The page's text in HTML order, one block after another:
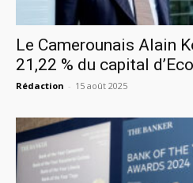
Le Camerounais Alain
21,22 % du capital
Rédaction - 15 août 2025